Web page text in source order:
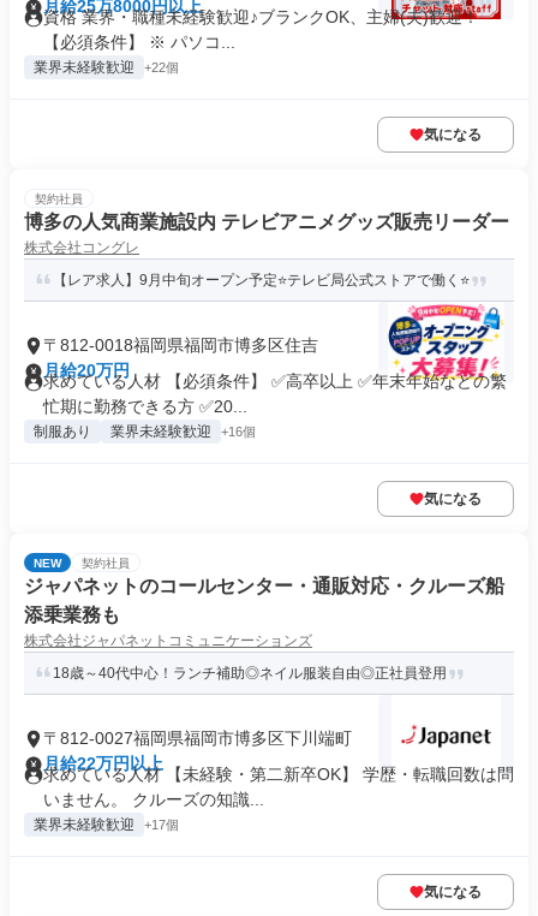
月給25万8000円以上
資格 業界・職種未経験歓迎♪ブランクOK、主婦(夫)歓迎！
【必須条件】 ※ パソコ...
業界未経験歓迎 +22個
気になる
契約社員
博多の人気商業施設内 テレビアニメグッズ販売リーダー
株式会社コングレ
【レア求人】9月中旬オープン予定⭐テレビ局公式ストアで働く⭐
〒812-0018福岡県福岡市博多区住吉
月給20万円
求めている人材 【必須条件】 ✅高卒以上 ✅年末年始などの繁
忙期に勤務できる方 ✅20...
制服あり 業界未経験歓迎 +16個
気になる
NEW 契約社員
ジャパネットのコールセンター・通販対応・クルーズ船
添乗業務も
株式会社ジャパネットコミュニケーションズ
18歳～40代中心！ランチ補助◎ネイル服装自由◎正社員登用
〒812-0027福岡県福岡市博多区下川端町
月給22万円以上
求めている人材 【未経験・第二新卒OK】 学歴・転職回数は問
いません。 クルーズの知識...
業界未経験歓迎 +17個
気になる